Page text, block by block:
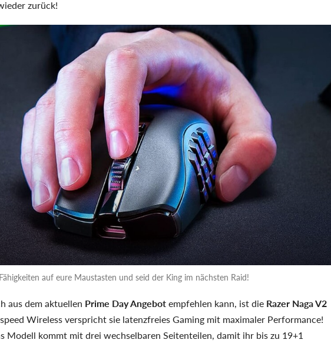
zurück!
auf eure Maustasten und seid der King im nächsten Raid!
aus dem aktuellen Prime Day Angebotempfehlen kann, ist die Razer Naga V2
Wireless verspricht sie latenzfreies Gaming mit maximaler Performance!
Modell kommt mit drei wechselbaren Seitenteilen, damit ihr bis zu 19+1